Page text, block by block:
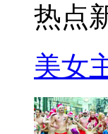
热点
美女